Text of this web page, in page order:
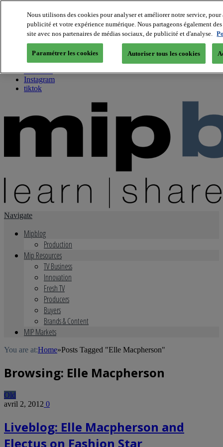
About us
Twitter
Facebook
Youtube
Instagram
tiktok
Navigate
Mipblog
Production
Mip Resources
TV Business
Innovation
Fresh TV
Producers
Buyers
Brands & Content
MIP Markets
You are at:Home»Posts Tagged "Elle Macpherson"
Browsing: Elle Macpherson
Old
avril 2, 2012 0
Liveblog: Elle Macpherson and
Electus on Fashion Star
Nous utilisons des cookies pour analyser et améliorer notre service,
publicité et votre expérience numérique. Nous partageons également
site avec nos partenaires de médias sociaux, de publicité et d'analyse.
Paramétrer les cookies Autoriser tous les cookies